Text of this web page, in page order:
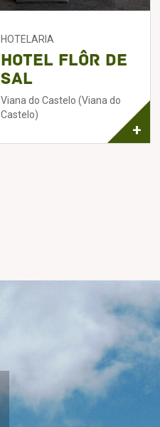
HOTELARIA
Hotel Flôr de
Sal
Viana do Castelo (Viana do
Castelo)
+